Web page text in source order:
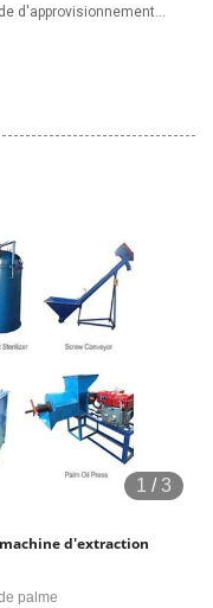
d'approvisionnement
cohérents. Nous
qui fournissent
1 /3
d'extraction
palme